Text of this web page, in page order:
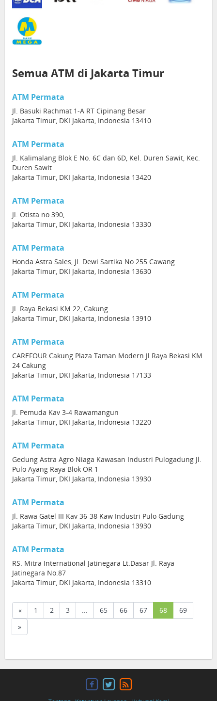
Semua ATM di Jakarta Timur
ATM Permata
Jl. Basuki Rachmat 1-A RT Cipinang Besar
Jakarta Timur, DKI Jakarta, Indonesia 13410
ATM Permata
Jl. Kalimalang Blok E No. 6C dan 6D, Kel. Duren Sawit, Kec.
Duren Sawit
Jakarta Timur, DKI Jakarta, Indonesia 13420
ATM Permata
Jl. Otista no 390,
Jakarta Timur, DKI Jakarta, Indonesia 13330
ATM Permata
Honda Astra Sales, Jl. Dewi Sartika No 255 Cawang
Jakarta Timur, DKI Jakarta, Indonesia 13630
ATM Permata
Jl. Raya Bekasi KM 22, Cakung
Jakarta Timur, DKI Jakarta, Indonesia 13910
ATM Permata
CAREFOUR Cakung Plaza Taman Modern Jl Raya Bekasi KM
24 Cakung
Jakarta Timur, DKI Jakarta, Indonesia 17133
ATM Permata
Jl. Pemuda Kav 3-4 Rawamangun
Jakarta Timur, DKI Jakarta, Indonesia 13220
ATM Permata
Gedung Astra Agro Niaga Kawasan Industri Pulogadung Jl.
Pulo Ayang Raya Blok OR 1
Jakarta Timur, DKI Jakarta, Indonesia 13930
ATM Permata
Jl. Rawa Gatel III Kav 36-38 Kaw Industri Pulo Gadung
Jakarta Timur, DKI Jakarta, Indonesia 13930
ATM Permata
RS. Mitra International Jatinegara Lt.Dasar Jl. Raya
Jatinegara No.87
Jakarta Timur, DKI Jakarta, Indonesia 13310
« 1 2 3 ... 65 66 67 68(current)
69
»